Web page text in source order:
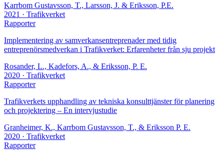
Karrbom Gustavsson, T., Larsson, J. & Eriksson, P.E.
2021 · Trafikverket
Rapporter
Implementering av samverkansentreprenader med tidig
entreprenörsmedverkan i Trafikverket: Erfarenheter från sju projekt
Rosander, L., Kadefors, A., & Eriksson, P. E.
2020 · Trafikverket
Rapporter
Trafikverkets upphandling av tekniska konsulttjänster för planering
och projektering – En intervjustudie
Granheimer, K., Karrbom Gustavsson, T., & Eriksson P. E.
2020 · Trafikverket
Rapporter